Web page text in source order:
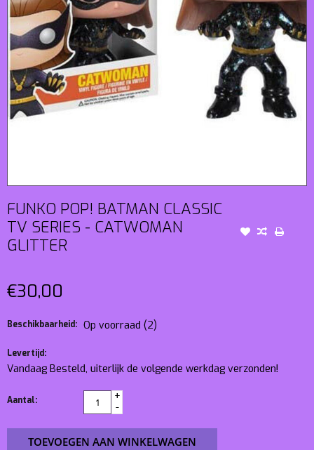
FUNKO POP! BATMAN CLASSIC
TV SERIES - CATWOMAN
GLITTER
€30,00
Beschikbaarheid: Op voorraad (2)
Levertijd:
Vandaag Besteld, uiterlijk de volgende werkdag verzonden!
Aantal:
+
-
TOEVOEGEN AAN WINKELWAGEN